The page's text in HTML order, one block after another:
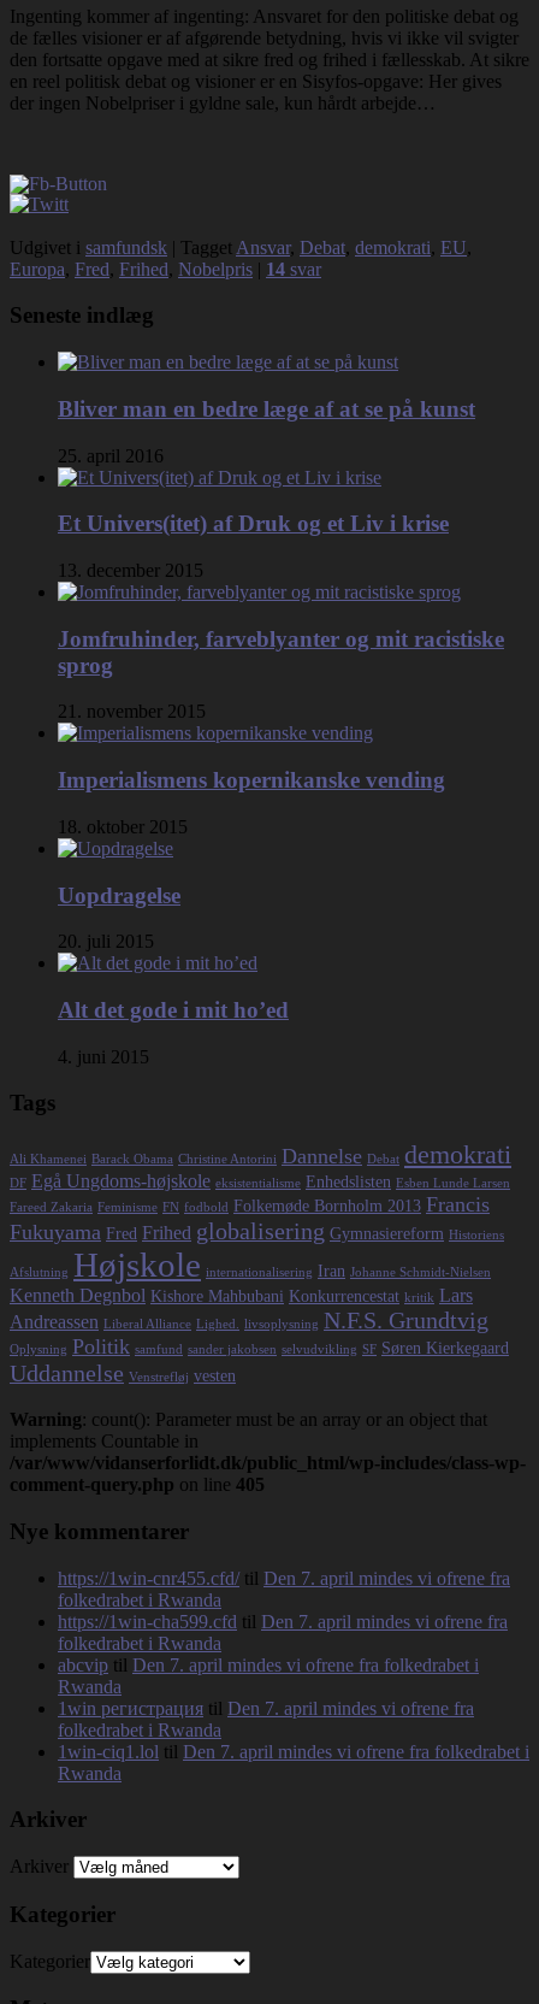
Ingenting kommer af ingenting: Ansvaret for den politiske debat og
de fælles visioner er af afgørende betydning, hvis vi ikke vil svigter
den fortsatte opgave med at sikre fred og frihed i fællesskab. At sikre
en reel politisk debat og visioner er en Sisyfos-opgave: Her gives
der ingen Nobelpriser i gyldne sale, kun hårdt arbejde…
Udgivet i samfundsk | Tagget Ansvar, Debat, demokrati, EU,
Europa, Fred, Frihed, Nobelpris | 14 svar
Seneste indlæg
Bliver man en bedre læge af at se på kunst
25. april 2016
Et Univers(itet) af Druk og et Liv i krise
13. december 2015
Jomfruhinder, farveblyanter og mit racistiske
sprog
21. november 2015
Imperialismens kopernikanske vending
18. oktober 2015
Uopdragelse
20. juli 2015
Alt det gode i mit ho’ed
4. juni 2015
Tags
Ali Khamenei Barack Obama Christine Antorini Dannelse Debat demokrati
DF Egå Ungdoms-højskole eksistentialisme Enhedslisten Esben Lunde Larsen
Fareed Zakaria Feminisme FN fodbold Folkemøde Bornholm 2013 Francis
Fukuyama Fred Frihed globalisering Gymnasiereform Historiens
Afslutning Højskole internationalisering Iran Johanne Schmidt-Nielsen
Kenneth Degnbol Kishore Mahbubani Konkurrencestat kritik Lars
Andreassen Liberal Alliance Lighed. livsoplysning N.F.S. Grundtvig
Oplysning Politik samfund sander jakobsen selvudvikling SF Søren Kierkegaard
Uddannelse Venstrefløj vesten
Warning: count(): Parameter must be an array or an object that
implements Countable in
/var/www/vidanserforlidt.dk/public_html/wp-includes/class-wp-
comment-query.php on line 405
Nye kommentarer
https://1win-cnr455.cfd/til Den 7. april mindes vi ofrene fra
folkedrabet i Rwanda
https://1win-cha599.cfd til Den 7. april mindes vi ofrene fra
folkedrabet i Rwanda
abcvip til Den 7. april mindes vi ofrene fra folkedrabet i
Rwanda
1win регистрация til Den 7. april mindes vi ofrene fra
folkedrabet i Rwanda
1win-ciq1.lol til Den 7. april mindes vi ofrene fra folkedrabet i
Rwanda
Arkiver
Arkiver
Kategorier
Kategorier